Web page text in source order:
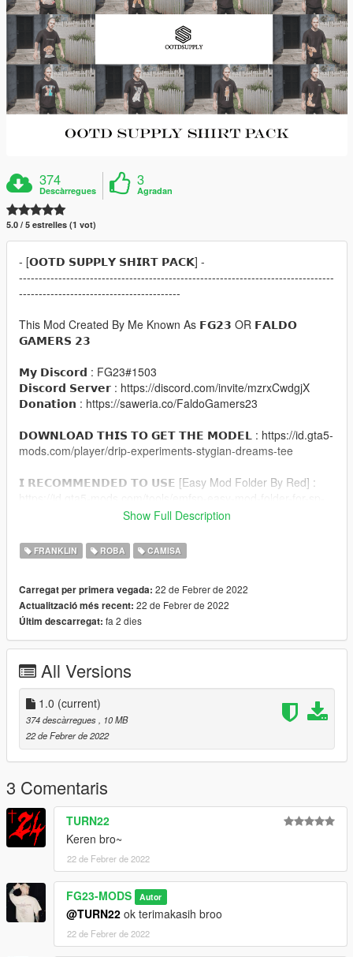
374
Descàrregues
3
Agradan
5.0 / 5 estrelles (1 vot)
- [𝗢𝗢𝗧𝗗 𝗦𝗨𝗣𝗣𝗟𝗬 𝗦𝗛𝗜𝗥𝗧 𝗣𝗔𝗖𝗞] -
--------------------------------------------------------------------------------
-----------------------------------------
This Mod Created By Me Known As 𝗙𝗚𝟮𝟯 OR 𝗙𝗔𝗟𝗗𝗢
𝗚𝗔𝗠𝗘𝗥𝗦 𝟮𝟯
𝗠𝘆 𝗗𝗶𝘀𝗰𝗼𝗿𝗱 : FG23#1503
𝗗𝗶𝘀𝗰𝗼𝗿𝗱 𝗦𝗲𝗿𝘃𝗲𝗿 : https://discord.com/invite/mzrxCwdgjX
𝗗𝗼𝗻𝗮𝘁𝗶𝗼𝗻 : https://saweria.co/FaldoGamers23
𝗗𝗢𝗪𝗡𝗟𝗢𝗔𝗗 𝗧𝗛𝗜𝗦 𝗧𝗢 𝗚𝗘𝗧 𝗧𝗛𝗘 𝗠𝗢𝗗𝗘𝗟 : https://id.gta5-
mods.com/player/drip-experiments-stygian-dreams-tee
𝗜 𝗥𝗘𝗖𝗢𝗠𝗠𝗘𝗡𝗗𝗘𝗗 𝗧𝗢 𝗨𝗦𝗘 [Easy Mod Folder By Red] :
𝗜𝗡𝗦𝗧𝗔𝗟𝗟𝗔𝗧𝗜𝗢𝗡 : Drag and drop contents from "TEXTURE"
into
ayer_one"
𝗖𝗥𝗘𝗗𝗜𝗧 : - OOTD SUPPLY BRAND
Show Full Description
FRANKLIN ROBA CAMISA
Carregat per primera vegada: 22 de Febrer de 2022
Actualització més recent: 22 de Febrer de 2022
Últim descarregat: fa 2 dies
All Versions
1.0 (current)
374 descàrregues
, 10 MB
22 de Febrer de 2022
3 Comentaris
TURN22
Keren bro~
22 de Febrer de 2022
FG23-MODS Autor
@TURN22 ok terimakasih broo
22 de Febrer de 2022